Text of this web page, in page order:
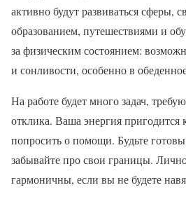
активно будут развиваться сферы,
образованием, путешествиями и
за физическим состоянием:
и сонливости, особенно в
На работе будет много задач,
отклика. Ваша энергия пригодится
попросить о помощи. Будьте
забывайте про свои границы.
гармоничны, если вы не будете